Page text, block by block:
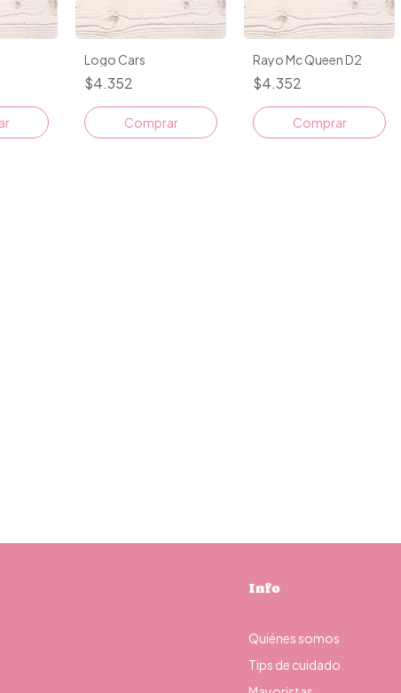
Logo Cars
$4.352
Comprar
Rayo Mc Queen D2
$4.352
Comprar
Info
Quiénes somos
Tips de cuidado